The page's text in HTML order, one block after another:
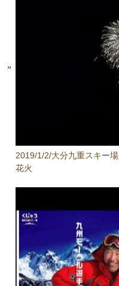
2019/1/2/大分九重スキー
花火